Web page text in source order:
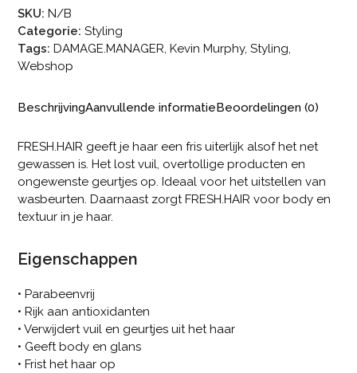
SKU: N/B
Categorie: Styling
Tags: DAMAGE.MANAGER ,Kevin Murphy,Styling
Webshop
BeschrijvingAanvullende informatieBeoordelingen (0)
FRESH.HAIR geeft je haar een fris uiterlijk alsof het net
gewassen is. Het lost vuil, overtollige producten en
ongewenste geurtjes op. Ideaal voor het uitstellen van
wasbeurten. Daarnaast zorgt FRESH.HAIR voor body en
textuur in je haar.
Eigenschappen
• Parabeenvrij
• Rijk aan antioxidanten
• Verwijdert vuil en geurtjes uit het haar
• Geeft body en glans
• Frist het haar op